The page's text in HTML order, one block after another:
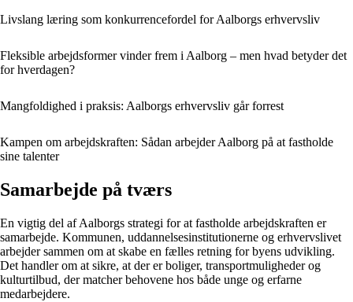
Livslang læring som konkurrencefordel for Aalborgs erhvervsliv
Fleksible arbejdsformer vinder frem i Aalborg – men hvad betyder det
for hverdagen?
Mangfoldighed i praksis: Aalborgs erhvervsliv går forrest
Kampen om arbejdskraften: Sådan arbejder Aalborg på at fastholde
sine talenter
Samarbejde på tværs
En vigtig del af Aalborgs strategi for at fastholde arbejdskraften er
samarbejde. Kommunen, uddannelsesinstitutionerne og erhvervslivet
arbejder sammen om at skabe en fælles retning for byens udvikling.
Det handler om at sikre, at der er boliger, transportmuligheder og
kulturtilbud, der matcher behovene hos både unge og erfarne
medarbejdere.